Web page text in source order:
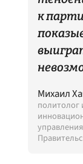
к
Михаил
политолог